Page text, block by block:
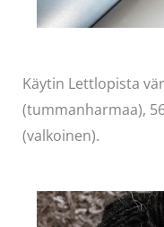
Käytin Lettlopista
(tummanharmaa),
(valkoinen).